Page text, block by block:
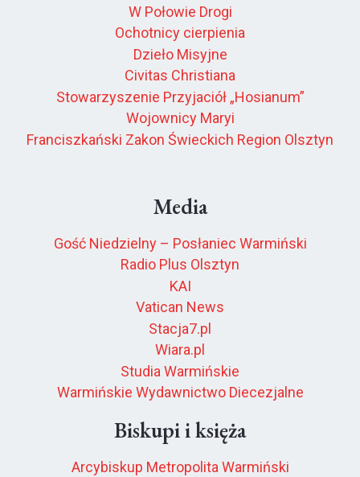
W Połowie Drogi
Ochotnicy cierpienia
Dzieło Misyjne
Civitas Christiana
Stowarzyszenie Przyjaciół „Hosianum”
Wojownicy Maryi
Franciszkański Zakon Świeckich Region Olsztyn
Media
Gość Niedzielny – Posłaniec Warmiński
Radio Plus Olsztyn
KAI
Vatican News
Stacja7.pl
Wiara.pl
Studia Warmińskie
Warmińskie Wydawnictwo Diecezjalne
Biskupi i księża
Arcybiskup Metropolita Warmiński